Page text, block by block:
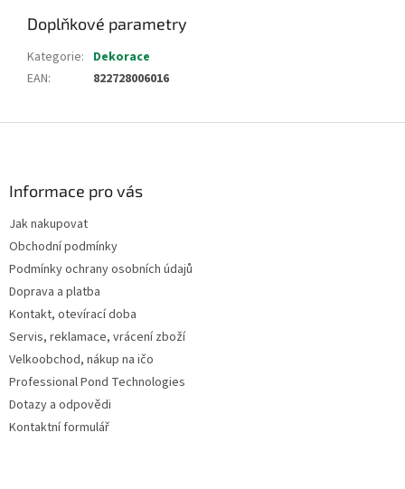
Doplňkové parametry
Kategorie: Dekorace
EAN: 822728006016
Informace pro vás
Jak nakupovat
Obchodní podmínky
Podmínky ochrany osobních údajů
Doprava a platba
Kontakt, otevírací doba
Servis, reklamace, vrácení zboží
Velkoobchod, nákup na ičo
Professional Pond Technologies
Dotazy a odpovědi
Kontaktní formulář